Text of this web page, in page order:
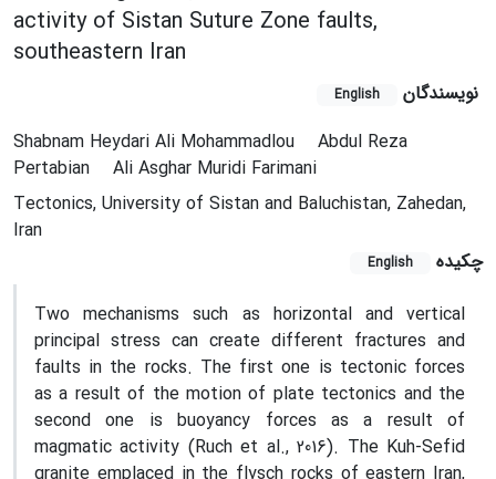
activity of Sistan Suture Zone faults,
southeastern Iran
نویسندگان English
Shabnam Heydari Ali Mohammadlou
Abdul Reza
Pertabian
Ali Asghar Muridi Farimani
Tectonics, University of Sistan and Baluchistan, Zahedan,
Iran
چکیده
English
Two mechanisms such as horizontal and vertical
principal stress can create different fractures and
faults in the rocks. The first one is tectonic forces
as a result of the motion of plate tectonics and the
second one is buoyancy forces as a result of
magmatic activity (Ruch et al., 2016). The Kuh-Sefid